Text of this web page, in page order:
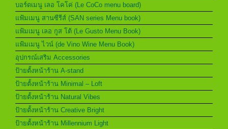
บอร์ดเมนู เลอ โคโค่ (Le CoCo menu board)
แฟ้มเมนู สานซีรีส์ (SAN series Menu book)
แฟ้มเมนู เลอ กูส โต้ (Le Gusto Menu Book)
แฟ้มเมนู ไวน์ (de Vino Wine Menu Book)
อุปกรณ์เสริม Accessories
ป้ายตั้งหน้าร้าน A-stand
ป้ายตั้งหน้าร้าน Minimal – Loft
ป้ายตั้งหน้าร้าน Natural Vibes
ป้ายตั้งหน้าร้าน Creative Bright
ป้ายตั้งหน้าร้าน Millennium Light